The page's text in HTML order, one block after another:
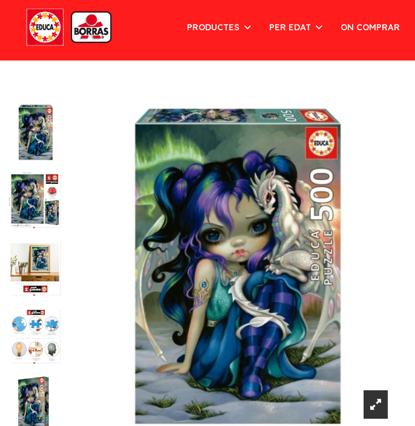
PRODUCTES PER EDAT ON COMPRAR